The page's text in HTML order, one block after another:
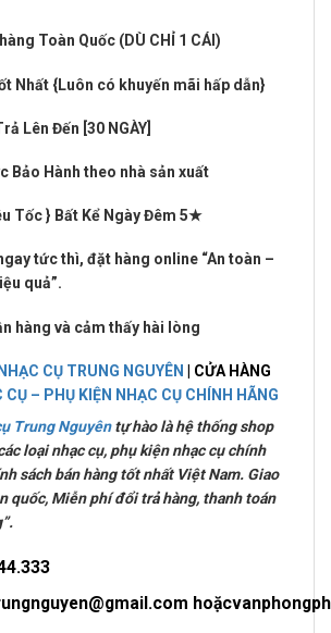
Toàn Quốc (DÙ CHỈ 1 CÁI)
Nhất {Luôn có khuyến mãi hấp dẫn}
Lên Đến [30 NGÀY]
Bảo Hành theo nhà sản xuất
Tốc } Bất Kể Ngày Đêm 5★
tức thì, đặt hàng online “An toàn –
quả”.
hàng và cảm thấy hài lòng
CỤ TRUNG NGUYÊN
| CỬA HÀNG
CỤ – PHỤ KIỆN NHẠC CỤ CHÍNH HÃNG
Trung Nguyêntự hào là hệ thống shop
loại nhạc cụ, phụ kiện nhạc cụ chính
sách bán hàng tốt nhất Việt Nam. Giao
quốc, Miễn phí đổi trả hàng, thanh toán